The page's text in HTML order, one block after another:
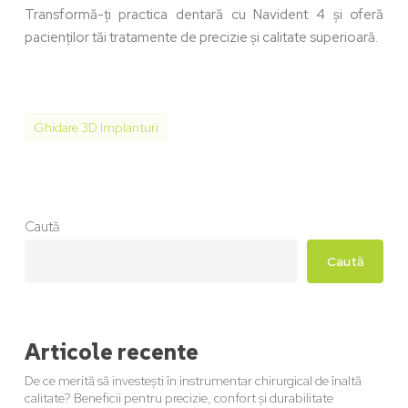
Transformă-ți practica dentară cu Navident 4 și oferă
pacienților tăi tratamente de precizie și calitate superioară.
Ghidare 3D Implanturi
Caută
Caută
Articole recente
De ce merită să investești în instrumentar chirurgical de înaltă
calitate? Beneficii pentru precizie, confort și durabilitate